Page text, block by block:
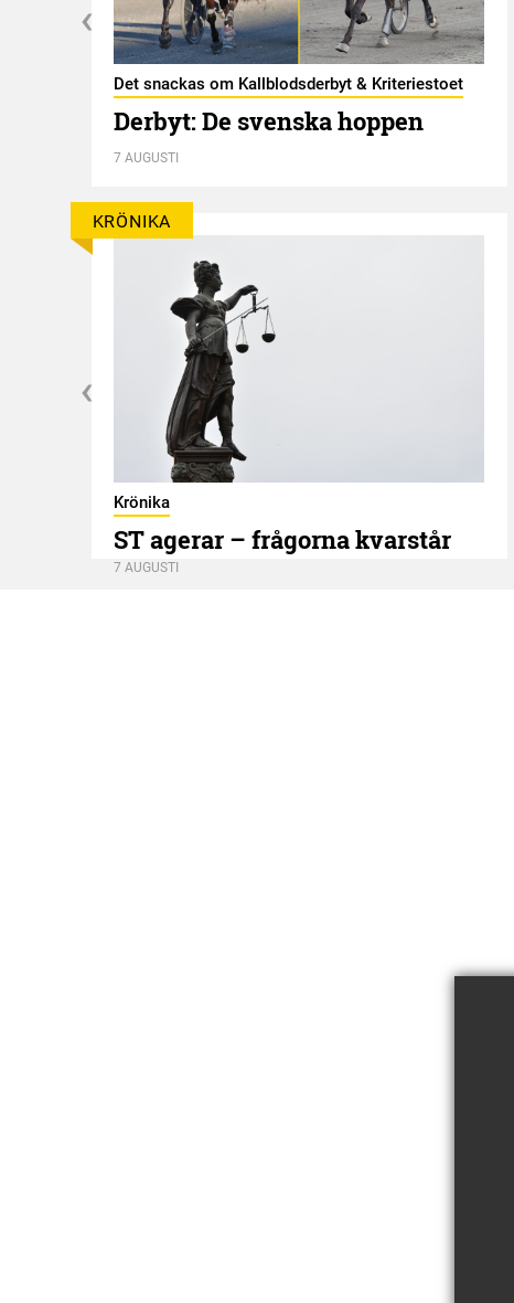
Det snackas om Kallblodsderbyt & Kriteriestoet
Derbyt: De svenska hoppen
7 AUGUSTI
KRÖNIKA
Krönika
ST agerar – frågorna kvarstår
7 AUGUSTI